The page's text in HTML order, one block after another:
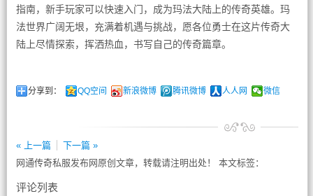
指南，新手玩家可以快速入门，成为玛法大陆上的传奇英雄。玛
法世界广阔无垠，充满着机遇与挑战，愿各位勇士在这片传奇大
陆上尽情探索，挥洒热血，书写自己的传奇篇章。
分享到： QQ空间 新浪微博 腾讯微博 人人网 微信
« 上一篇
下一篇 »
网通传奇私服发布网原创文章，转载请注明出处！ 本文标签：
评论列表